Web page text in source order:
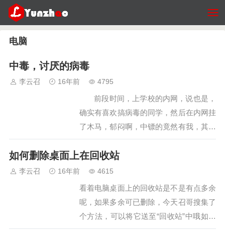
电脑
中毒，讨厌的病毒
李云召 16年前 4795
前段时间，上学校的内网，说也是，
确实有喜欢搞病毒的同学，然后在内网挂
了木马，郁闷啊，中镖的竟然有我，其实
这原因在自已的，由于我的好奇，我的电
脑就这么瘫痪了，哎 当打…
如何删除桌面上在回收站
李云召 16年前 4615
看着电脑桌面上的回收站是不是有点多余
呢，如果多余可已删除，今天召哥搜集了
个方法，可以将它送至“回收站”中哦如何
找回[1.运行组策略，方法是：单击“开始”